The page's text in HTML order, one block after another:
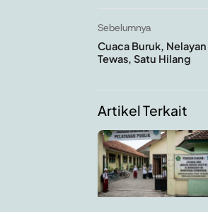
Sebelumnya
Cuaca Buruk,
Tewas, Satu Hilang
Artikel Terkait